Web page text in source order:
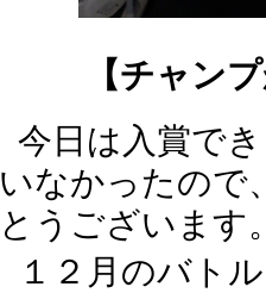
【チャン
今日は入賞で
いなかったので
とうございます
１２月のバト